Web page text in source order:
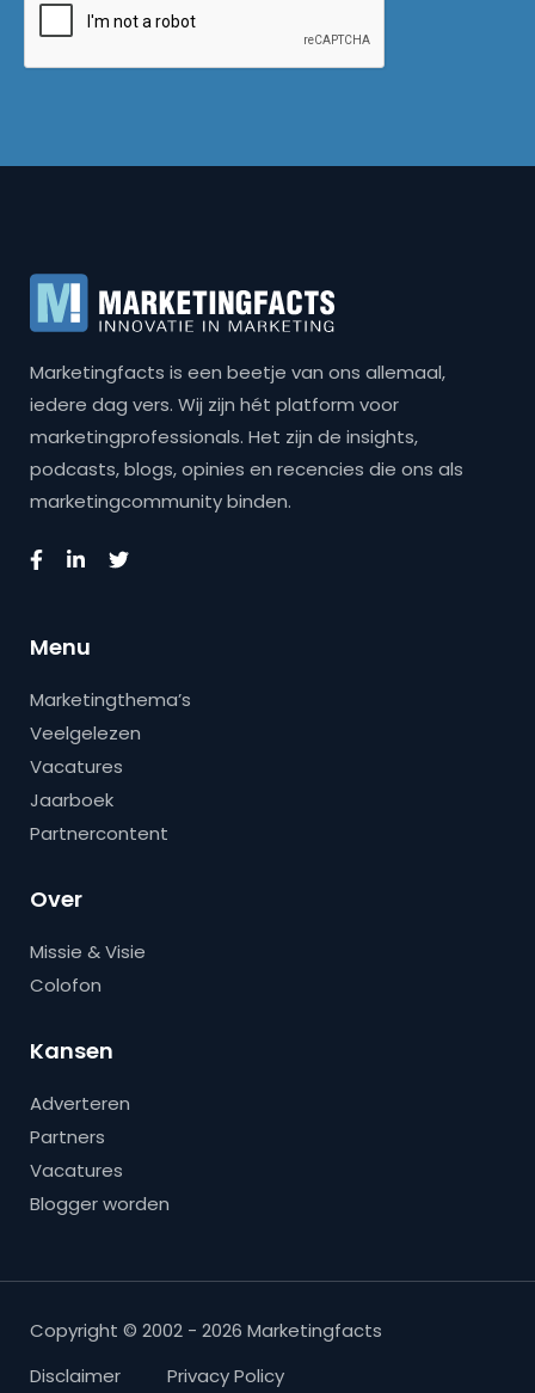
Marketingfacts is een beetje van ons allemaal,
iedere dag vers. Wij zijn hét platform voor
marketingprofessionals. Het zijn de insights,
podcasts, blogs, opinies en recencies die ons als
marketingcommunity binden.
Menu
Marketingthema’s
Veelgelezen
Vacatures
Jaarboek
Partnercontent
Over
Missie & Visie
Colofon
Kansen
Adverteren
Partners
Vacatures
Blogger worden
Copyright © 2002 - 2026 Marketingfacts
Disclaimer
Privacy Policy